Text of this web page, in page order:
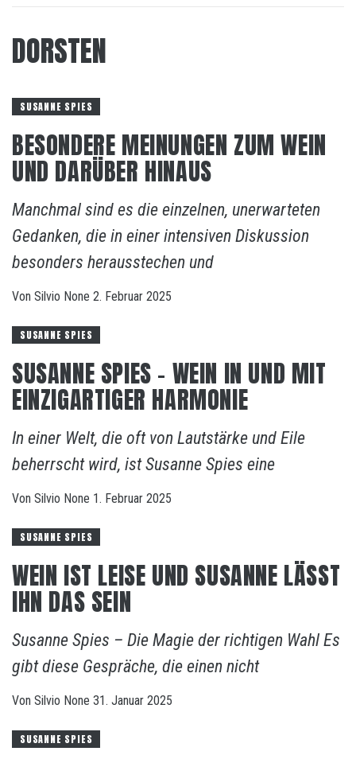
DORSTEN
SUSANNE SPIES
BESONDERE MEINUNGEN ZUM WEIN
UND DARÜBER HINAUS
Manchmal sind es die einzelnen, unerwarteten
Gedanken, die in einer intensiven Diskussion
besonders herausstechen und
Von Silvio None 2. Februar 2025
SUSANNE SPIES
SUSANNE SPIES – WEIN IN UND MIT
EINZIGARTIGER HARMONIE
In einer Welt, die oft von Lautstärke und Eile
beherrscht wird, ist Susanne Spies eine
Von Silvio None 1. Februar 2025
SUSANNE SPIES
WEIN IST LEISE UND SUSANNE LÄSST
IHN DAS SEIN
Susanne Spies – Die Magie der richtigen Wahl Es
gibt diese Gespräche, die einen nicht
Von Silvio None 31. Januar 2025
SUSANNE SPIES